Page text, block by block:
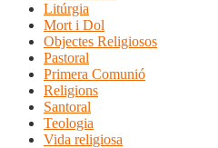
Litúrgia
Mort i Dol
Objectes Religiosos
Pastoral
Primera Comunió
Religions
Santoral
Teologia
Vida religiosa